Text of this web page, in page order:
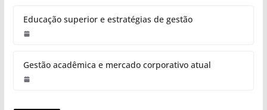
Educação superior e estratégias de gestão
Gestão acadêmica e mercado corporativo atual